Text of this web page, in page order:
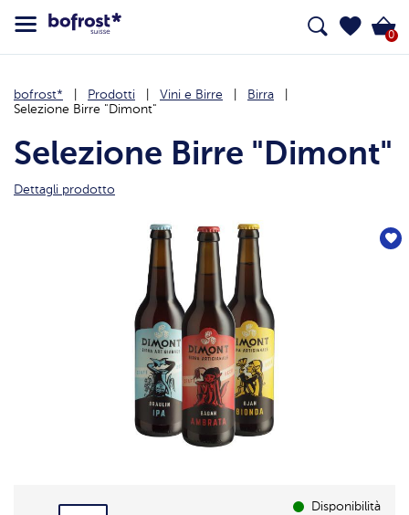
0
bofrost* Prodotti Vini e Birre
Birra
Selezione Birre "Dimont"
Selezione Birre "Dimont"
Dettagli prodotto
Disponibilità